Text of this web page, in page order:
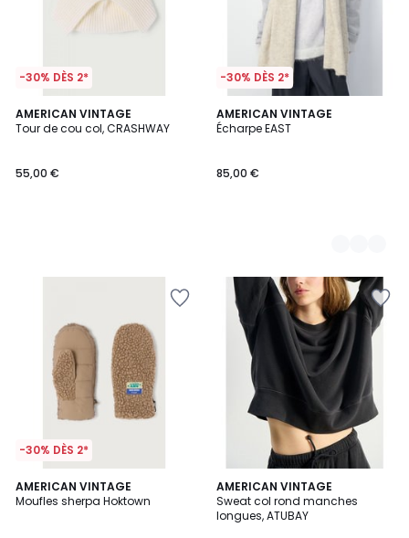
-30% DÈS 2*
AMERICAN VINTAGE
Tour de cou col, CRASHWAY
55,00 €
-30% DÈS 2*
AMERICAN VINTAGE
Écharpe EAST
85,00 €
2
Couleurs
-30% DÈS 2*
AMERICAN VINTAGE
Moufles sherpa Hoktown
AMERICAN VINTAGE
Sweat col rond manches
longues, ATUBAY